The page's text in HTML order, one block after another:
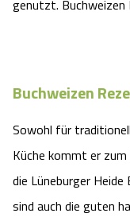
genutzt. Buchweizen
Buchweizen
Sowohl für
Küche kommt er
die Lüneburger
sind auch die guten